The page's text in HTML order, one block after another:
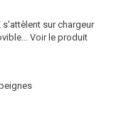
s'attèlent sur chargeur
Voir le produit